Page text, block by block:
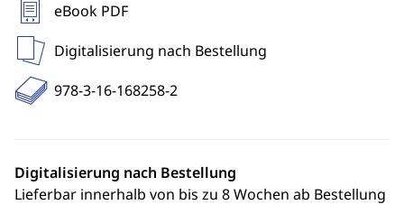
eBook PDF
Digitalisierung nach Bestellung
978-3-16-168258-2
Digitalisierung nach Bestellung
Lieferbar innerhalb von bis zu 8 Wochen ab Bestellung